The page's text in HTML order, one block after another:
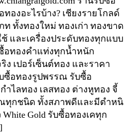
องอะไรบ้าง? เชียงรายโกลด์
ท ทั้งทองใหม่ ทองเก่า ทองขาด
และเครื่องประดับทองทุกแบบ
อทองคำแท่งทุกน้ำหนัก
เปอร์เซ็นต์ทอง และราคา
ซื้อทองรูปพรรณ รับซื้อ
ไลทอง เลสทอง ต่างหูทอง จี้
ทุกชนิด ทั้งสภาพดีและมีตำหนิ
Gold รับซื้อทองเคทุก